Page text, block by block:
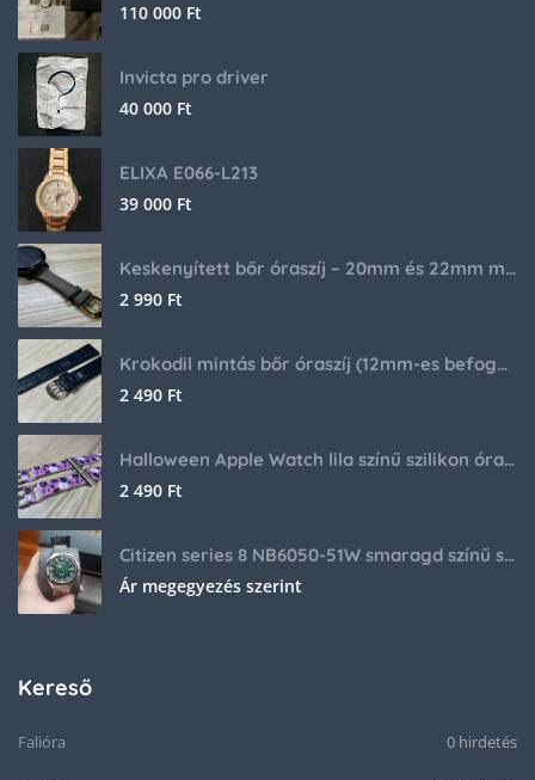
110 000 Ft
Invicta pro driver
40 000 Ft
ELIXA E066-L213
39 000 Ft
Keskenyített bőr óraszíj – 20mm és 22mm méretben
2 990 Ft
Krokodil mintás bőr óraszíj (12mm-es befogóval rendelkező órához)
2 490 Ft
Halloween Apple Watch lila színű szilikon óraszíj
2 490 Ft
Citizen series 8 NB6050-51W smaragd színű számlappal
Ár megegyezés szerint
Kereső
Falióra 0 hirdetés